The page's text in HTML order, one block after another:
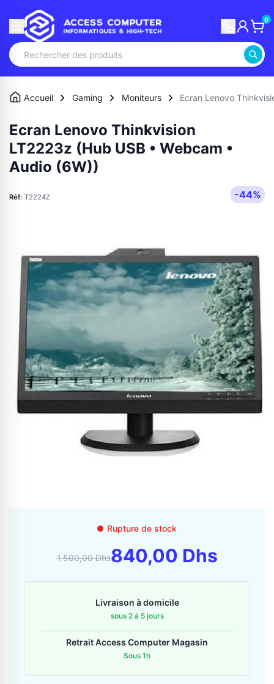
0
Appelez-nous au
06 37 08 07 06
Contactez-nous
Accueil Gaming Moniteurs Ecran Lenovo
Ecran Lenovo Thinkvision
LT2223z (Hub USB • Webcam •
Audio (6W))
Réf: T2224Z -44%
Rupture de stock
1 500,00 Dhs840,00 Dhs
Livraison à domicile
sous 2 à 5 jours
Retrait Access Computer Magasin
Sous 1h